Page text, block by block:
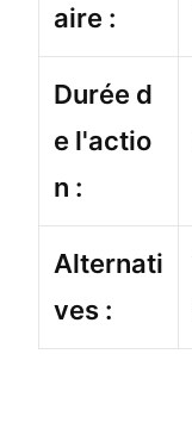
aire :
Durée d
e l'actio
n :
Alternati
ves :